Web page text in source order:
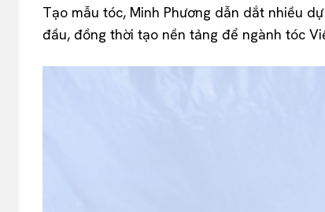
Tạo mẫu tóc, Minh Phương dẫn dắt nhiều
đầu, đồng thời tạo nền tảng để ngành tóc